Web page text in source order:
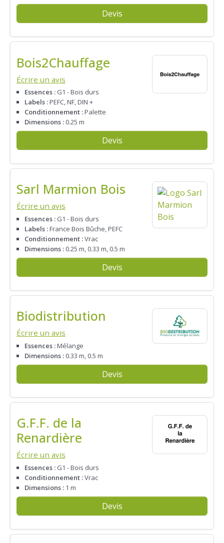
Devis
Bois2Chauffage
Écrire un avis
Essences : G1 - Bois durs
Labels :PEFC, NF, DIN +
Conditionnement :Palette
Dimensions : 0.25 m
Devis
Sarl Marmion Bois
Écrire un avis
Essences : G1 - Bois durs
Labels :France Bois Bûche, PEFC
Conditionnement :Vrac
Dimensions : 0.25 m, 0.33 m, 0.5 m
Devis
Biodistribution
Écrire un avis
Essences :Mélange
Dimensions : 0.33 m, 0.5 m
Devis
G.F.F. de la
Renardière
Écrire un avis
Essences : G1 - Bois durs
Conditionnement :Vrac
Dimensions : 1 m
Devis